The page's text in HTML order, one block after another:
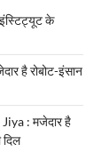
इंस्टिट्यूट के
है रोबोट-इंसान
: मजेदार है
दिल